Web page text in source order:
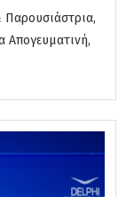
Απογευματινή,